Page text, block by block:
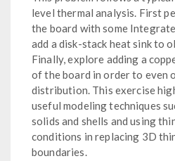
level thermal analysis. First
the board with some
add a disk-stack heat sink to
Finally, explore adding a
of the board in order to even
distribution. This exercise
useful modeling techniques
solids and shells and using
conditions in replacing 3D
boundaries.